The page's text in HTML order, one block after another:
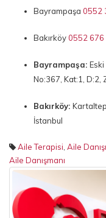
Bayrampaşa 0552
Bakırköy0552 676
Bayrampaşa: Eski
No:367, Kat:1, D:2,
Bakırköy:
İstanbul
Aile Terapisi Aile
Aile Danışmanı